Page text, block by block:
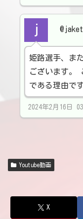
姫路選手、ま
ございます。
である理由です
2024年2月16
Youtube動画
X